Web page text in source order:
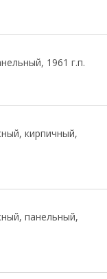
1961 г.п.
кирпичный,
панельный,